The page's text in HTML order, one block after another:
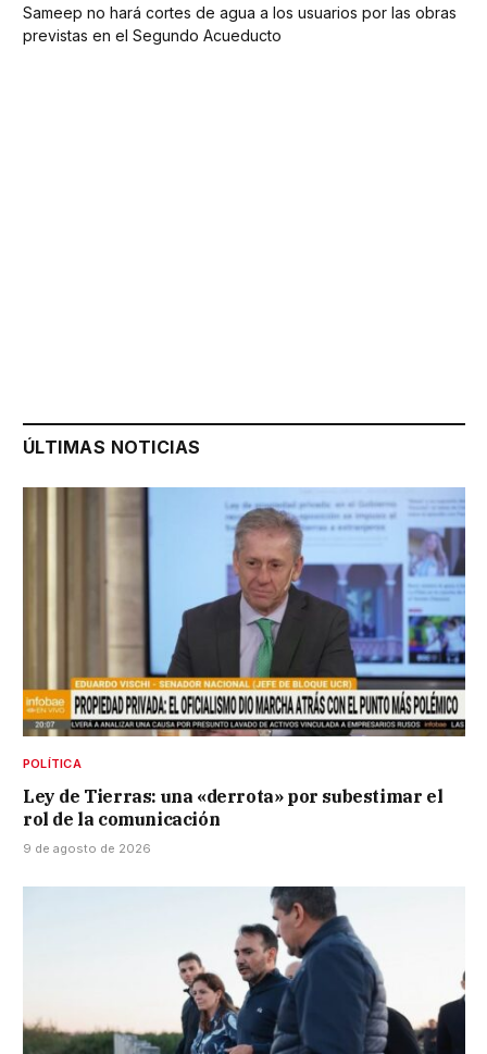
Sameep no hará cortes de agua a los usuarios por las obras
previstas en el Segundo Acueducto
ÚLTIMAS NOTICIAS
POLÍTICA
Ley de Tierras: una «derrota» por subestimar el
rol de la comunicación
9 de agosto de 2026